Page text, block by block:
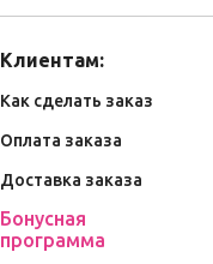
Клиентам:
Как сделать заказ
Оплата заказа
Доставка заказа
Бонусная
программа